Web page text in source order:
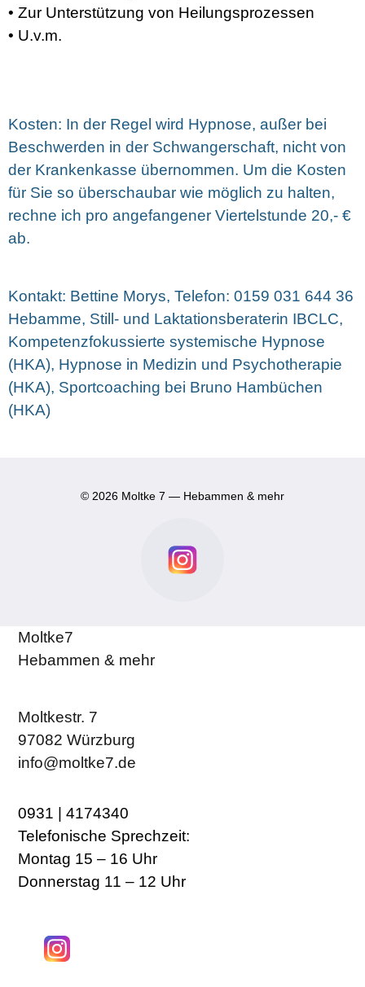
• Zur Unterstützung von Heilungsprozessen
• U.v.m.
Kosten: In der Regel wird Hypnose, außer bei
Beschwerden in der Schwangerschaft, nicht von
der Krankenkasse übernommen. Um die Kosten
für Sie so überschaubar wie möglich zu halten,
rechne ich pro angefangener Viertelstunde 20,- €
ab.
Kontakt: Bettine Morys, Telefon: 0159 031 644 36
Hebamme, Still- und Laktationsberaterin IBCLC,
Kompetenzfokussierte systemische Hypnose
(HKA), Hypnose in Medizin und Psychotherapie
(HKA), Sportcoaching bei Bruno Hambüchen
(HKA)
© 2026 Moltke 7 — Hebammen & mehr
Moltke7
Hebammen & mehr
Moltkestr. 7
97082 Würzburg
info@moltke7.de
0931 | 4174340
Telefonische Sprechzeit:
Montag 15 – 16 Uhr
Donnerstag 11 – 12 Uhr